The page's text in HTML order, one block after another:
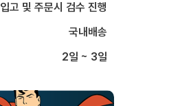
입고 및 주문시 검수 진행
국내배송
2일 ~ 3일